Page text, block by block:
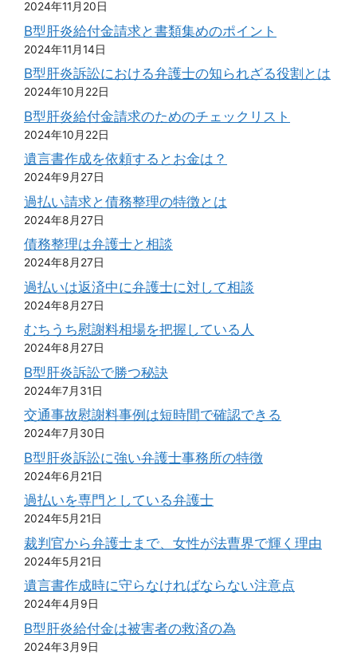
2024年11月20日
B型肝炎給付金請求と書類集めのポイント
2024年11月14日
B型肝炎訴訟における弁護士の知られざる役割とは
2024年10月22日
B型肝炎給付金請求のためのチェックリスト
2024年10月22日
遺言書作成を依頼するとお金は？
2024年9月27日
過払い請求と債務整理の特徴とは
2024年8月27日
債務整理は弁護士と相談
2024年8月27日
過払いは返済中に弁護士に対して相談
2024年8月27日
むちうち慰謝料相場を把握している人
2024年8月27日
B型肝炎訴訟で勝つ秘訣
2024年7月31日
交通事故慰謝料事例は短時間で確認できる
2024年7月30日
B型肝炎訴訟に強い弁護士事務所の特徴
2024年6月21日
過払いを専門としている弁護士
2024年5月21日
裁判官から弁護士まで、女性が法曹界で輝く理由
2024年5月21日
遺言書作成時に守らなければならない注意点
2024年4月9日
B型肝炎給付金は被害者の救済の為
2024年3月9日